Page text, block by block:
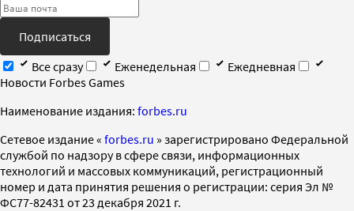
Подписаться
Все сразу
Еженедельная
Ежедневная
Новости Forbes Games
Наименование издания: forbes.ru
Cетевое издание « forbes.ru » зарегистрировано Федеральной
службой по надзору в сфере связи, информационных
технологий и массовых коммуникаций, регистрационный
номер и дата принятия решения о регистрации: серия Эл №
ФС77-82431 от 23 декабря 2021 г.